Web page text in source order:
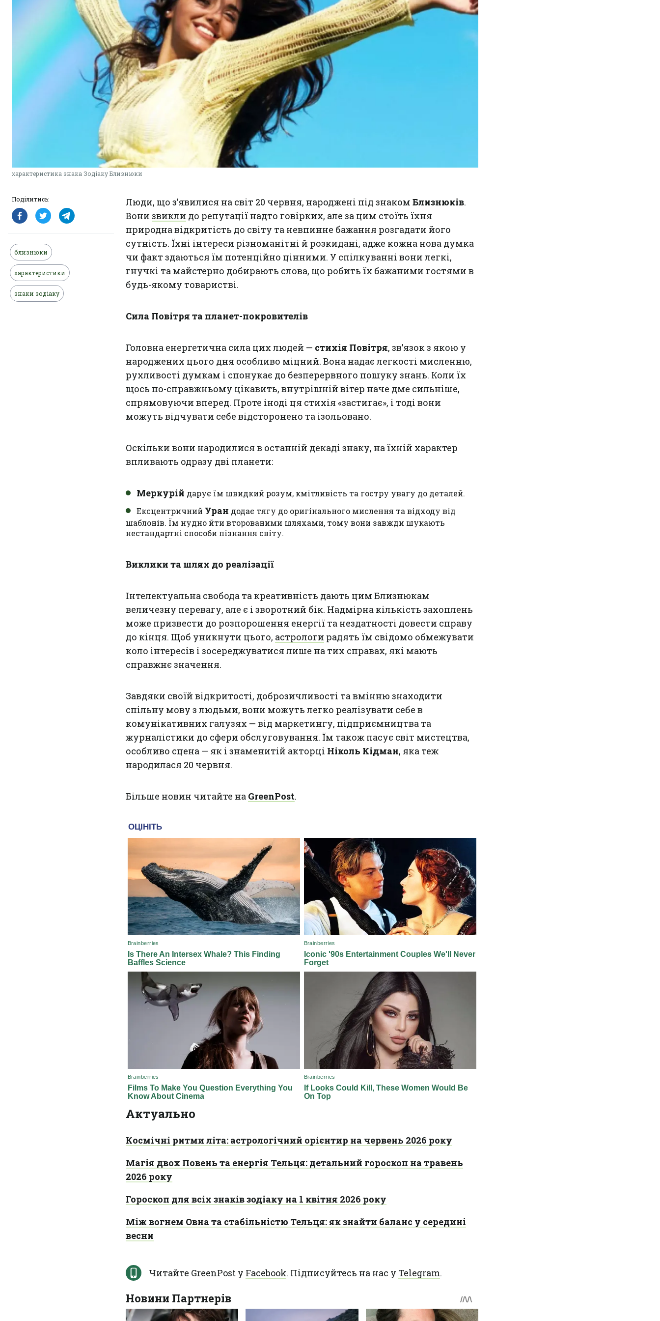
характеристика знака Зодіаку Близнюки
Поділитись:
близнюки
характеристики
знаки зодіаку
Люди, що з’явилися на світ 20 червня, народжені під знаком Близнюків.
Вони звикли до репутації надто говірких, але за цим стоїть їхня
природна відкритість до світу та невпинне бажання розгадати його
сутність. Їхні інтереси різноманітні й розкидані, адже кожна нова думка
чи факт здаються їм потенційно цінними. У спілкуванні вони легкі,
гнучкі та майстерно добирають слова, що робить їх бажаними гостями в
будь-якому товаристві.
Сила Повітря та планет-покровителів
Головна енергетична сила цих людей — стихія Повітря, зв’язок з якою у
народжених цього дня особливо міцний. Вона надає легкості мисленню,
рухливості думкам і спонукає до безперервного пошуку знань. Коли їх
щось по-справжньому цікавить, внутрішній вітер наче дме сильніше,
спрямовуючи вперед. Проте іноді ця стихія «застигає», і тоді вони
можуть відчувати себе відсторонено та ізольовано.
Оскільки вони народилися в останній декаді знаку, на їхній характер
впливають одразу дві планети:
Меркурій дарує їм швидкий розум, кмітливість та гостру увагу до деталей.
Ексцентричний Уран додає тягу до оригінального мислення та відходу від
шаблонів. Їм нудно йти второваними шляхами, тому вони завжди шукають
нестандартні способи пізнання світу.
Виклики та шлях до реалізації
Інтелектуальна свобода та креативність дають цим Близнюкам
величезну перевагу, але є і зворотний бік. Надмірна кількість захоплень
може призвести до розпорошення енергії та нездатності довести справу
до кінця. Щоб уникнути цього, астрологи радять їм свідомо обмежувати
коло інтересів і зосереджуватися лише на тих справах, які мають
справжнє значення.
Завдяки своїй відкритості, доброзичливості та вмінню знаходити
спільну мову з людьми, вони можуть легко реалізувати себе в
комунікативних галузях — від маркетингу, підприємництва та
журналістики до сфери обслуговування. Їм також пасує світ мистецтва,
особливо сцена — як і знаменитій акторці Ніколь Кідман, яка теж
народилася 20 червня.
Більше новин читайте на GreenPost.
Актуально
Космічні ритми літа: астрологічний орієнтир на червень 2026 року
Магія двох Повень та енергія Тельця: детальний гороскоп на травень
2026 року
Гороскоп для всіх знаків зодіаку на 1 квітня 2026 року
Між вогнем Овна та стабільністю Тельця: як знайти баланс у середині
весни
Читайте GreenPost у Facebook. Підписуйтесь на нас у Telegram.